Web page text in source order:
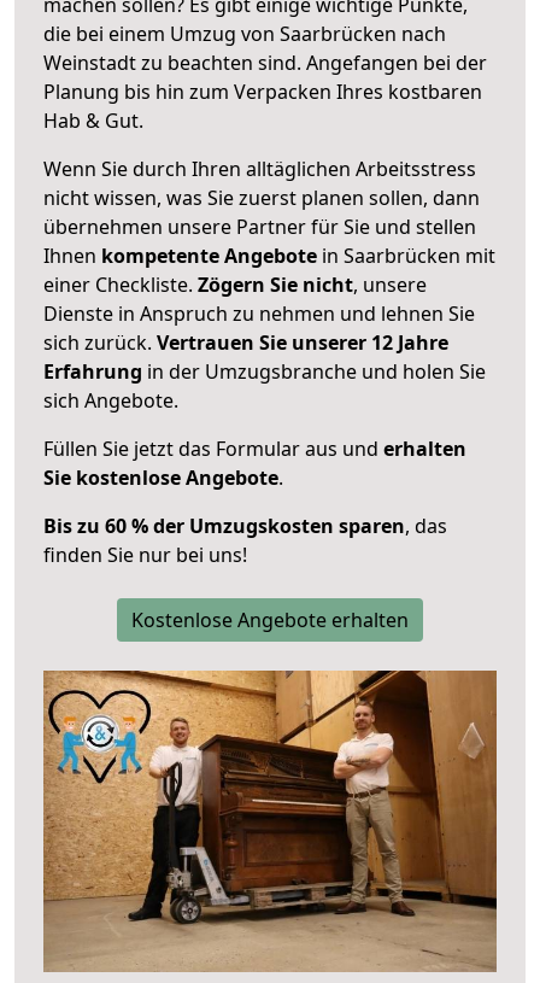
die bei einem Umzug von Saarbrücken nach
Weinstadt zu beachten sind. Angefangen bei der
Planung bis hin zum Verpacken Ihres kostbaren
Hab & Gut.
Wenn Sie durch Ihren alltäglichen Arbeitsstress
nicht wissen, was Sie zuerst planen sollen, dann
übernehmen unsere Partner für Sie und stellen
Ihnen kompetente Angebote in Saarbrücken mit
einer Checkliste. Zögern Sie nicht, unsere
Dienste in Anspruch zu nehmen und lehnen Sie
sich zurück. Vertrauen Sie unserer 12 Jahre
Erfahrung in der Umzugsbranche und holen Sie
sich Angebote.
Füllen Sie jetzt das Formular aus und erhalten
Sie kostenlose Angebote.
Bis zu 60 % der Umzugskosten sparen, das
finden Sie nur bei uns!
Kostenlose Angebote erhalten